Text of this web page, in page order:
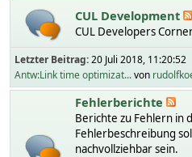
CUL Development
CUL Developers
Letzter Beitrag:20 Juli 2018, 11:20:52
Antw:Link time optimizat...von
Fehlerberichte
Berichte zu Fehlern in
Fehlerbeschreibung
nachvollziehbar sein.